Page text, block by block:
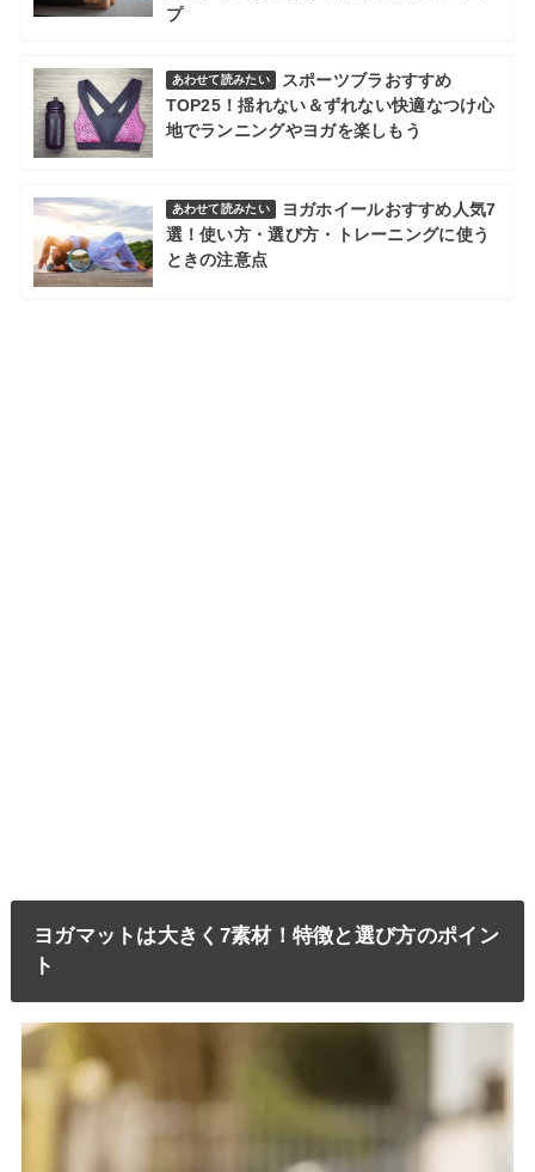
プ
あわせて読みたい
スポーツブラおすすめ
TOP25！揺れない＆ずれない快適なつけ心
地でランニングやヨガを楽しもう
あわせて読みたい
ヨガホイールおすすめ人気7
選！使い方・選び方・トレーニングに使う
ときの注意点
ヨガマットは大きく7素材！特徴と選び方のポイン
ト